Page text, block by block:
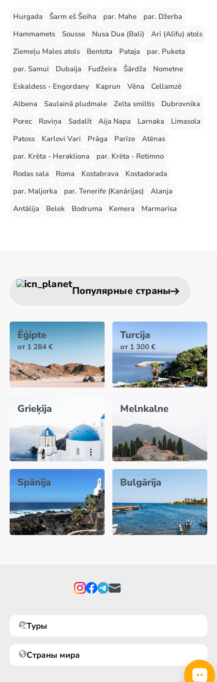
Hurgada Šarm eš Šeiha par. Mahe
par. Džerba
Hammamets
Sousse Nusa Dua (Bali)
Ari (Alifu) atols
Ziemeļu Males atols
Bentota Pataja
par. Puketa
par. Samui
Dubaija Fudžeira Šārdža
Nometne
Eskaldess - Engordany
Kaprun Vēna
Cellamzē
Albena
Saulainā pludmale Zelta smiltis
Dubrovnika
Porec
Roviņa Sadalīt Aija Napa Larnaka
Limasola
Patoss
Karlovi Vari Prāga Parīze
Atēnas
par. Krēta - Herakliona
par. Krēta - Retimno
Rodas sala
Roma Kostabrava
Kostadorada
par. Maljorka
par. Tenerife (Kanārijas)
Alanja
Antālija
Belek Bodruma Kemera Marmarisa
Популярные страны
Ēģipte
от 1 284 €
Turcija
от 1 300 €
Grieķija Melnkalne
Spānija Bulgārija
Туры
Страны мира